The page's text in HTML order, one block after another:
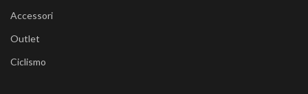
Accessori
Outlet
Ciclismo